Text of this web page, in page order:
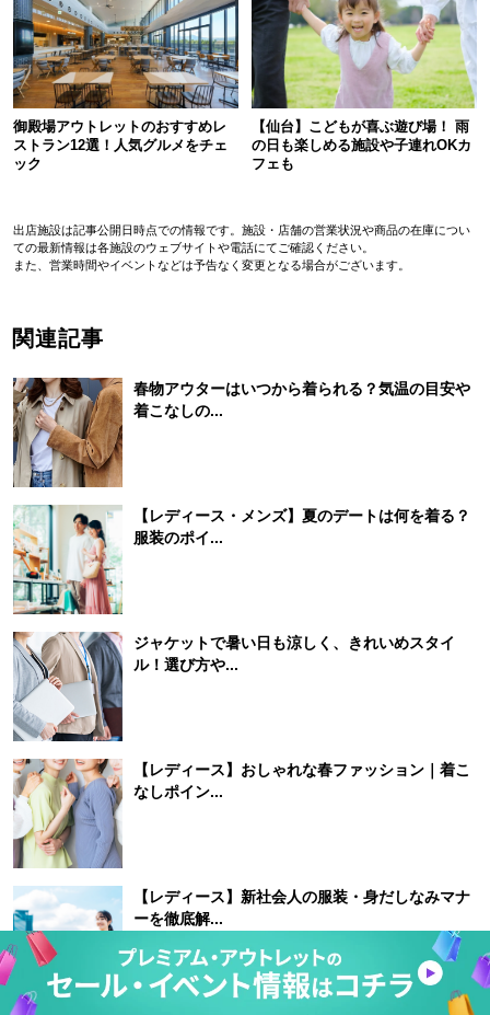
御殿場アウトレットのおすすめレ
ストラン12選！人気グルメをチェ
ック
【仙台】こどもが喜ぶ遊び場！ 雨
の日も楽しめる施設や子連れOKカ
フェも
出店施設は記事公開日時点での情報です。施設・店舗の営業状況や商品の在庫につい
ての最新情報は各施設のウェブサイトや電話にてご確認ください。
また、営業時間やイベントなどは予告なく変更となる場合がございます。
関連記事
春物アウターはいつから着られる？気温の目安や
着こなしの...
【レディース・メンズ】夏のデートは何を着る？
服装のポイ...
ジャケットで暑い日も涼しく、きれいめスタイ
ル！選び方や...
【レディース】おしゃれな春ファッション｜着こ
なしポイン...
【レディース】新社会人の服装・身だしなみマナ
ーを徹底解...